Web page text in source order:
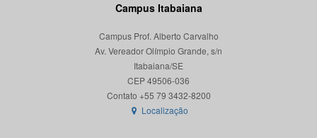
Campus Itabaiana
Campus Prof. Alberto Carvalho
Av. Vereador Olímpio Grande, s/n
Itabaiana/SE
CEP 49506-036
Localização